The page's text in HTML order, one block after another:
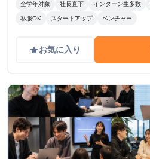
全学年対象 社長直下 インターン生多数
私服OK スタートアップ ベンチャー
gradeお気に入り